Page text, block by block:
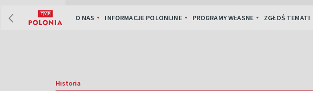
O NAS INFORMACJE POLONIJNE PROGRAMY WŁASNE ZGŁOŚ TEMAT!
Historia